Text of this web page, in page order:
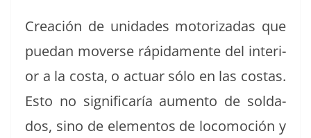
Creación de unidades motor­izadas que
puedan moverse ráp­i­da­mente del inte­ri­
or a la cos­ta, o actu­ar sólo en las costas.
Esto no sig­nifi­caría aumen­to de sol­da­
dos, sino de ele­men­tos de loco­mo­ción y